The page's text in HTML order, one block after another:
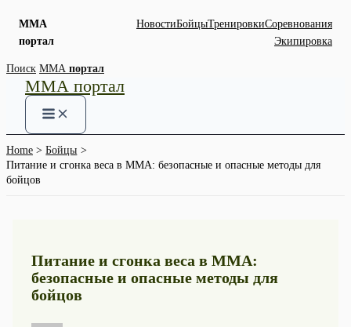
ММА
портал
НовостиБойцыТренировкиСоревнования
Экипировка
Skip
content
Поиск ММА портал
ММА портал
Home
Бойцы
Питание и сгонка веса в ММА: безопасные и опасные методы для
бойцов
Питание и сгонка веса в ММА:
безопасные и опасные методы для
бойцов